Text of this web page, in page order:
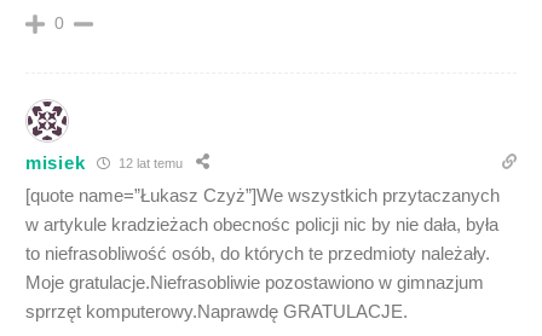
0
misiek 12 lat temu
[quote name=”Łukasz Czyż”]We wszystkich przytaczanych
w artykule kradzieżach obecnośc policji nic by nie dała, była
to niefrasobliwość osób, do których te przedmioty należały.
Moje gratulacje.Niefrasobliwie pozostawiono w gimnazjum
sprrzęt komputerowy.Naprawdę GRATULACJE.